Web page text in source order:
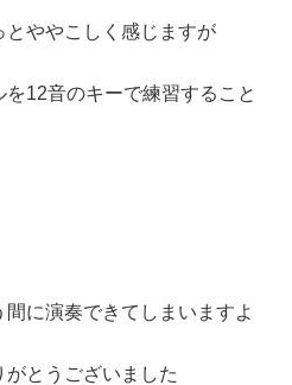
とややこしく感じますが
12音のキーで練習すること
に演奏できてしまいますよ
とうございました